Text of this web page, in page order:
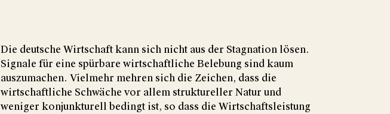
Die deutsche Wirtschaft kann sich nicht aus der Stagnation lösen.
Signale für eine spürbare wirtschaftliche Belebung sind kaum
auszumachen. Vielmehr mehren sich die Zeichen, dass die
wirtschaftliche Schwäche vor allem struktureller Natur und
weniger konjunkturell bedingt ist, so dass die Wirtschaftsleistung